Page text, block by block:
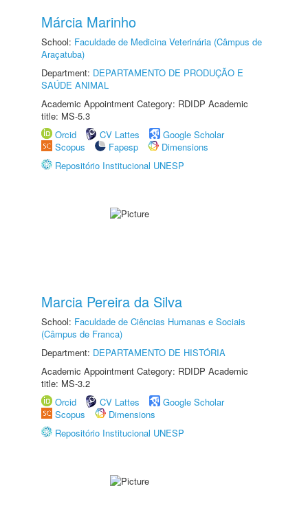
Márcia Marinho
School: Faculdade de Medicina Veterinária (Câmpus de
Araçatuba)
Department: DEPARTAMENTO DE PRODUÇÃO E
SAÚDE ANIMAL
Academic Appointment Category: RDIDP Academic
title: MS-5.3
Orcid
CV Lattes
Google Scholar
Scopus
Fapesp
Dimensions
Repositório Institucional UNESP
Marcia Pereira da Silva
School: Faculdade de Ciências Humanas e Sociais
(Câmpus de Franca)
Department: DEPARTAMENTO DE HISTÓRIA
Academic Appointment Category: RDIDP Academic
title: MS-3.2
Orcid
CV Lattes
Google Scholar
Scopus
Dimensions
Repositório Institucional UNESP